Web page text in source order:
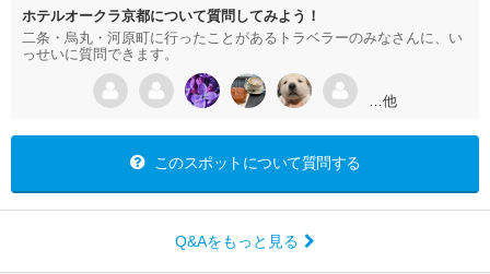
ホテルオークラ京都について質問してみよう！
二条・烏丸・河原町に行ったことがあるトラベラーのみなさんに、い
っせいに質問できます。
…他
このスポットについて質問する
Q&Aをもっと見る